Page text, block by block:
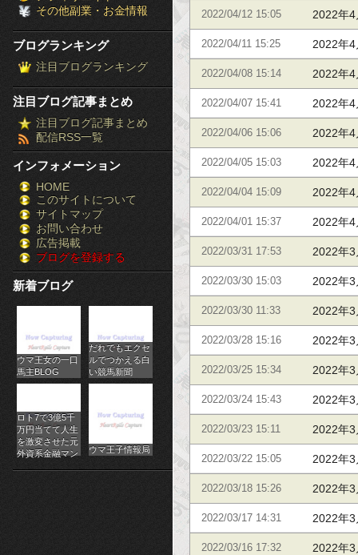
ラ
ン
キ
ン
グ］-
株
FX
競
馬
パ
チ
ス
ロ
オ
ン
ラ
イ
ン
その他副業・お金情報
ブログランキング
注目ブログランキング
注目ブログ記事まとめ
注目ブログ記事まとめ
配信RSS一覧
インフォメーション
HOME
このサイトについて
サイトマップ
お問い合わせ
広告掲載
ブログを登録する
新着ブログ
ウマ王女の一口
馬主BLOG
だれでもエクセ
ルでつかえる白
い競馬新聞
ロト7で3億5千
万円当てて人生
を激変させた元
外資系金融マン
ウマ王子情報局
2022/04/12 15:05 2022年
2022/04/11 15:25 2022年
2022/04/08 15:14 2022年
2022/04/07 15:41 2022年
2022/04/06 15:06 2022年
2022/04/05 15:03 2022年
2022/04/04 15:09 2022年
2022/04/01 15:37 2022年
2022/03/31 17:53 2022年
2022/03/30 15:03 2022年
2022/03/30 11:33 2022年
2022/03/28 15:16 2022年
2022/03/25 15:34 2022年
2022/03/24 15:43 2022年
2022/03/23 15:11 2022年
2022/03/22 15:05 2022年
2022/03/18 15:26 2022年
2022/03/17 14:31 2022年
2022/03/16 17:32 2022年